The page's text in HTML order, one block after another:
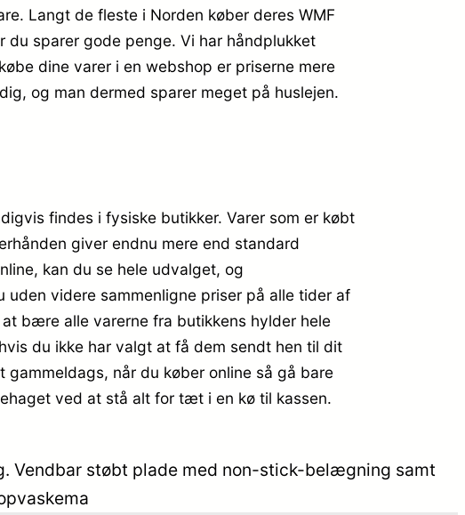
Langt de fleste i Norden køber deres WMF
du sparer gode penge. Vi har håndplukket
dine varer i en webshop er priserne mere
og man dermed sparer meget på huslejen.
findes i fysiske butikker. Varer som er købt
giver endnu mere end standard
kan du se hele udvalget, og
videre sammenligne priser på alle tider af
bære alle varerne fra butikkens hylder hele
du ikke har valgt at få dem sendt hen til dit
når du køber online så gå bare
ved at stå alt for tæt i en kø til kassen.
Vendbar støbt plade med non-stick-belægning samt